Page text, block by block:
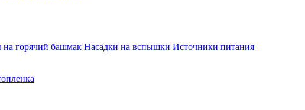
на горячий башмак Насадки на вспышки Источники питания